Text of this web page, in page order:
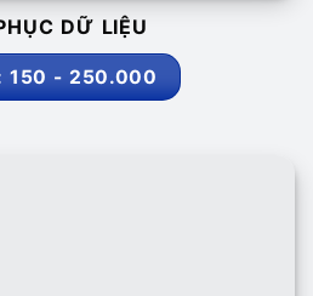
DỮ LIỆU
150 - 250.000